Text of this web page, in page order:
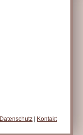
Datenschutz Kontakt